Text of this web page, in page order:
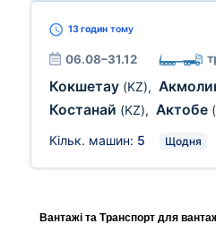
13 годин тому
06.08–31.12
Кокшетау (KZ),
Костанай (KZ), Актобе
Кільк. машин: 5 Щодня
Вантажі та Транспорт для